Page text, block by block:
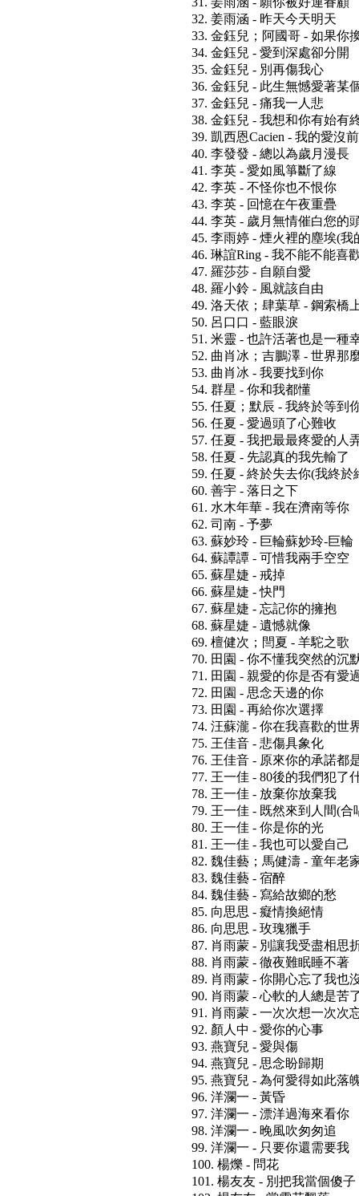
32. 姜雨涵 - 昨天今天明天
33. 金鈺兒；阿國哥 - 如果你
34. 金鈺兒 - 愛到深處卻分開
35. 金鈺兒 - 別再傷我心
36. 金鈺兒 - 此生無憾愛著某
37. 金鈺兒 - 痛我一人悲
38. 金鈺兒 - 我想和你有始有
39. 凱西恩Cacien - 我的愛沒
40. 李發發 - 總以為歲月漫長
41. 李英 - 愛如風箏斷了線
42. 李英 - 不怪你也不恨你
43. 李英 - 回憶在午夜重疊
44. 李英 - 歲月無情催白您的
45. 李雨婷 - 煙火裡的塵埃(
46. 琳誼Ring - 我不能不能喜
47. 羅莎莎 - 自願自愛
48. 羅小鈴 - 風就該自由
49. 洛天依；肆葉草 - 鋼索橋
50. 呂口口 - 藍眼淚
51. 米靈 - 也許活著也是一種
52. 曲肖冰；吉鵬澤 - 世界那
53. 曲肖冰 - 我要找到你
54. 群星 - 你和我都懂
55. 任夏；默辰 - 我終於等到
56. 任夏 - 愛過頭了心難收
57. 任夏 - 我把最最疼愛的人
58. 任夏 - 先認真的我先輸了
59. 任夏 - 終於失去你(我終於
60. 善宇 - 落日之下
61. 水木年華 - 我在濟南等你
62. 司南 - 予夢
63. 蘇妙玲 - 巨輪蘇妙玲-巨輪
64. 蘇譚譚 - 可惜我兩手空空
65. 蘇星婕 - 戒掉
66. 蘇星婕 - 快門
67. 蘇星婕 - 忘記你的擁抱
68. 蘇星婕 - 遺憾就像
69. 檀健次；閆夏 - 羊駝之歌
70. 田園 - 你不懂我突然的沉
71. 田園 - 親愛的你是否有愛
72. 田園 - 思念天邊的你
73. 田園 - 再給你次選擇
74. 汪蘇瀧 - 你在我喜歡的世
75. 王佳音 - 悲傷具象化
76. 王佳音 - 原來你的承諾都
77. 王一佳 - 80後的我們犯了
78. 王一佳 - 放棄你放棄我
79. 王一佳 - 既然來到人間(合
80. 王一佳 - 你是你的光
81. 王一佳 - 我也可以愛自己
82. 魏佳藝；馬健濤 - 童年老
83. 魏佳藝 - 宿醉
84. 魏佳藝 - 寫給故鄉的愁
85. 向思思 - 癡情換絕情
86. 向思思 - 玫瑰獵手
87. 肖雨蒙 - 別讓我受盡相思
88. 肖雨蒙 - 徹夜難眠睡不著
89. 肖雨蒙 - 你開心忘了我也
90. 肖雨蒙 - 心軟的人總是苦
91. 肖雨蒙 - 一次次想一次次
92. 顏人中 - 愛你的心事
93. 燕寶兒 - 愛與傷
94. 燕寶兒 - 思念盼歸期
95. 燕寶兒 - 為何愛得如此落
96. 洋瀾一 - 黃昏
97. 洋瀾一 - 漂洋過海來看你
98. 洋瀾一 - 晚風吹匆匆追
99. 洋瀾一 - 只要你還需要我
100. 楊爍 - 問花
101. 楊友友 - 別把我當個傻子